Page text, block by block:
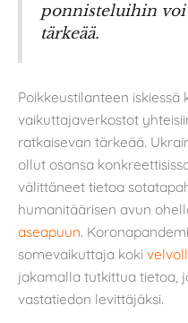
ponnisteluihin voi
tärkeää.
Poikkeustilanteen
vaikuttajaverkostot
ratkaisevan tärkeää.
ollut osansa
välittäneet tietoa
humanitäärisen avun
aseapuun.
somevaikuttaja koki
jakamalla tutkittua tietoa,
vastatiedon levittäjäksi.